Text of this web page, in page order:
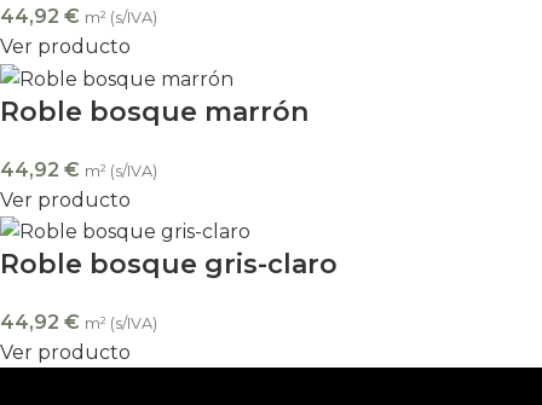
44,92 € m² (s/IVA)
Ver producto
Roble bosque marrón
44,92 € m² (s/IVA)
Ver producto
Roble bosque gris-claro
44,92 € m² (s/IVA)
Ver producto